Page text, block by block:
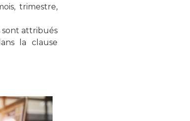
trimestre,
sont attribués
la clause